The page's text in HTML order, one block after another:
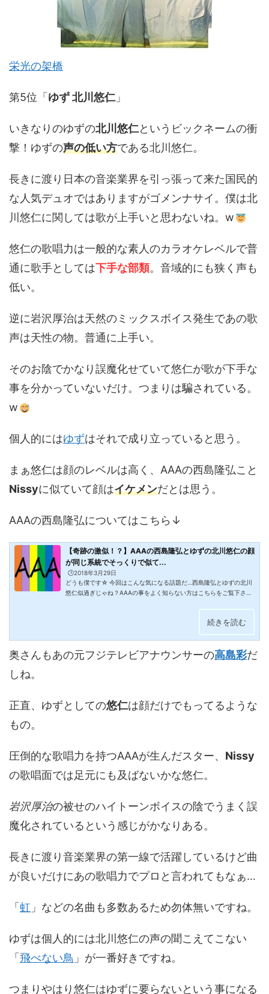
栄光の架橋
第5位「 ゆず 北川悠仁 」
いきなりのゆずの北川悠仁というビックネームの衝
撃！ゆずの声の低い方である北川悠仁。
長きに渡り日本の音楽業界を引っ張って来た国民的
な人気デュオではありますがゴメンナサイ。僕は北
川悠仁に関しては歌が上手いと思わないね。w
悠仁の歌唱力は一般的な素人のカラオケレベルで普
通に歌手としては下手な部類。音域的にも狭く声も
低い。
逆に岩沢厚治は天然のミックスボイス発生であの歌
声は天性の物。普通に上手い。
そのお陰でかなり誤魔化せていて悠仁が歌が下手な
事を分かっていないだけ。つまりは騙されている。
w
個人的にはゆずはそれで成り立っていると思う。
まぁ悠仁は顔のレベルは高く、AAAの西島隆弘こと
Nissyに似ていて顔はイケメンだとは思う。
AAAの西島隆弘についてはこちら↓
【奇跡の激似！？】AAAの西島隆弘とゆずの北川悠仁の顔
が同じ系統でそっくりで似て...
🕒️2018年3月29日
どうも僕です☆ 今回はこんな気になる話題だ…西島隆弘とゆずの北川
悠仁似過ぎじゃね？AAAの事をよく知らない方はこちらをご覧下さい
宇野ちゃんと内田有紀さんと倉科カナさんをご紹介しましたが、今度
介されたりの騒動なんかもあったりで面白すぎる(笑)似てる所的には
続きを読む
奥さんもあの元フジテレビアナウンサーの高島彩だ
しね。
正直、ゆずとしての悠仁は顔だけでもってるような
もの。
圧倒的な歌唱力を持つAAAが生んだスター、 Nissy
の歌唱面では足元にも及ばないかな悠仁。
岩沢厚治の被せのハイトーンボイスの陰でうまく誤
魔化されているという感じがかなりある。
長きに渡り音楽業界の第一線で活躍しているけど曲
が良いだけにあの歌唱力でプロと言われてもなぁ…
「 虹 」などの名曲も多数あるため勿体無いですね。
ゆずは個人的には北川悠仁の声の聞こえてこない
「 飛べない鳥 」が一番好きですね。
つまりやはり悠仁はゆずに要らないという事になる